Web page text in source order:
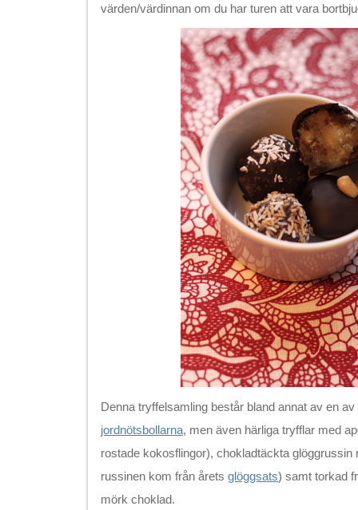
värden/värdinnan om du har turen att vara
Denna tryffelsamling består bland annat av en
jordnötsbollarna, men även härliga tryfflar med
rostade kokosflingor), chokladtäckta
russinen kom från årets glöggsats) samt torkad
mörk choklad.